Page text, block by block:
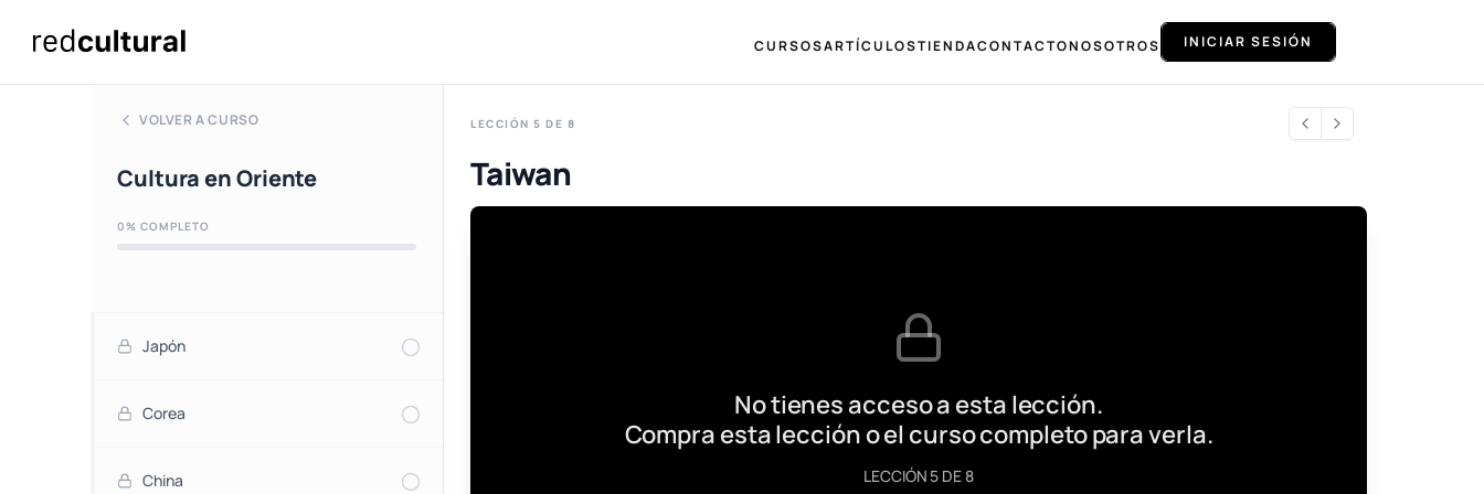
CURSOSARTÍCULOSTIENDACONTACTONOSOTROS INICIAR SESIÓN
VOLVER A CURSO
Cultura en Oriente
0% COMPLETO
Japón
Corea
China
LECCIÓN 5 DE 8
Taiwan
No tienes acceso a esta lección.
Compra esta lección o el curso completo para verla.
LECCIÓN 5 DE 8